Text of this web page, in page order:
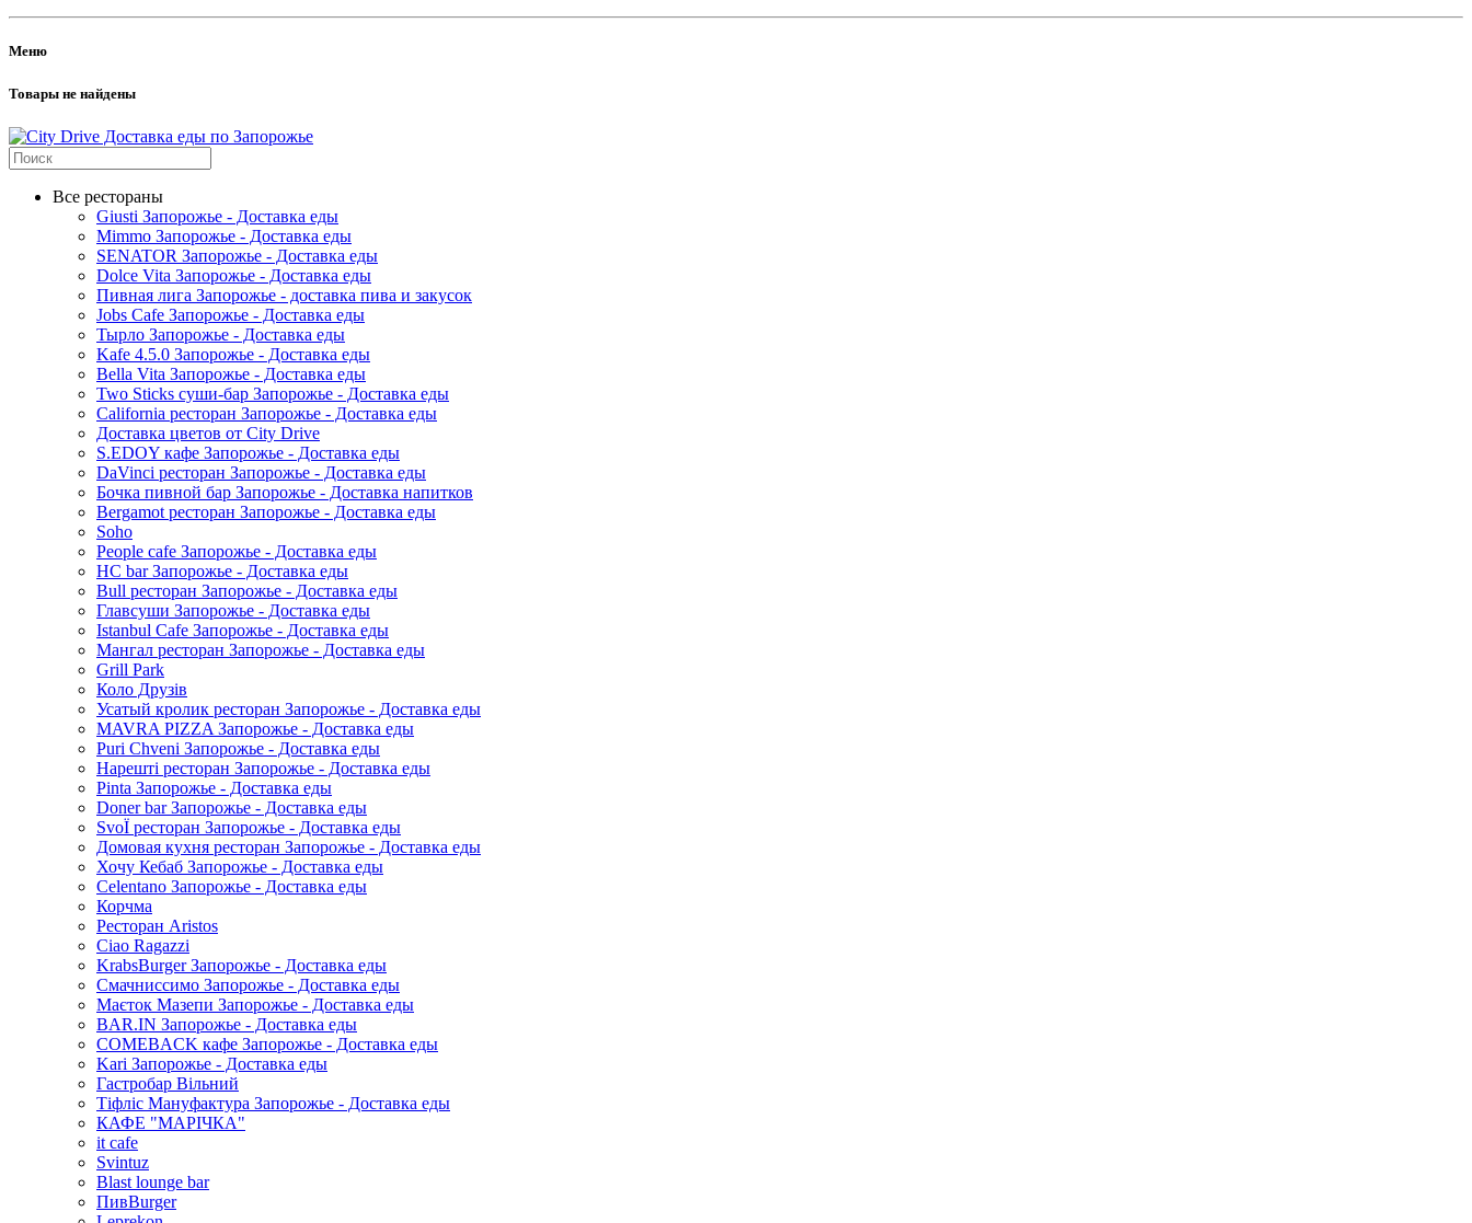
Меню
Товары не найдены
Все рестораны
Giusti Запорожье - Доставка еды
Mimmo Запорожье - Доставка еды
SENATOR Запорожье - Доставка еды
Dolce Vita Запорожье - Доставка еды
Пивная лига Запорожье - доставка пива и закусок
Jobs Cafe Запорожье - Доставка еды
Тырло Запорожье - Доставка еды
Kafe 4.5.0 Запорожье - Доставка еды
Bella Vita Запорожье - Доставка еды
Two Sticks суши-бар Запорожье - Доставка еды
California ресторан Запорожье - Доставка еды
Доставка цветов от City Drive
S.EDOY кафе Запорожье - Доставка еды
DaVinci ресторан Запорожье - Доставка еды
Бочка пивной бар Запорожье - Доставка напитков
Bergamot ресторан Запорожье - Доставка еды
Soho
People cafe Запорожье - Доставка еды
HC bar Запорожье - Доставка еды
Bull ресторан Запорожье - Доставка еды
Главсуши Запорожье - Доставка еды
Istanbul Cafe Запорожье - Доставка еды
Мангал ресторан Запорожье - Доставка еды
Grill Park
Коло Друзів
Усатый кролик ресторан Запорожье - Доставка еды
MAVRA PIZZA Запорожье - Доставка еды
Puri Chveni Запорожье - Доставка еды
Нарешті ресторан Запорожье - Доставка еды
Pinta Запорожье - Доставка еды
Doner bar Запорожье - Доставка еды
SvoЇ ресторан Запорожье - Доставка еды
Домовая кухня ресторан Запорожье - Доставка еды
Хочу Кебаб Запорожье - Доставка еды
Celentano Запорожье - Доставка еды
Корчма
Ресторан Aristos
Ciao Ragazzi
KrabsBurger Запорожье - Доставка еды
Смачниссимо Запорожье - Доставка еды
Маєток Мазепи Запорожье - Доставка еды
BAR.IN Запорожье - Доставка еды
COMEBACK кафе Запорожье - Доставка еды
Kari Запорожье - Доставка еды
Гастробар Вільний
Тіфліс Мануфактура Запорожье - Доставка еды
КАФЕ "МАРІЧКА"
it cafe
Svintuz
Blast lounge bar
ПивBurger